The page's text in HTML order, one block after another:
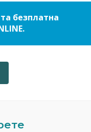
безплатна